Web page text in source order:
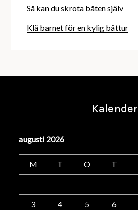
Så kan du skrota båten själv
Klä barnet för en kylig båttur
Kalender
augusti 2026
M T O T
3 4 5 6